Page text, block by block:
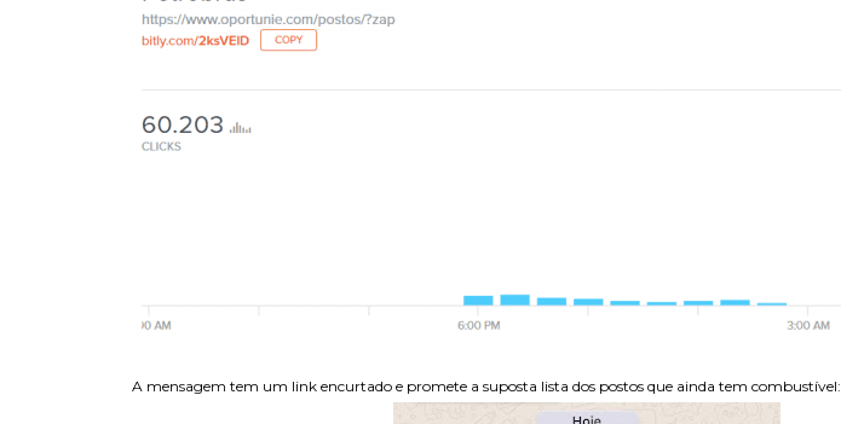
A mensagem tem um link encurtado e promete a suposta lista dos postos que ainda tem combustível: